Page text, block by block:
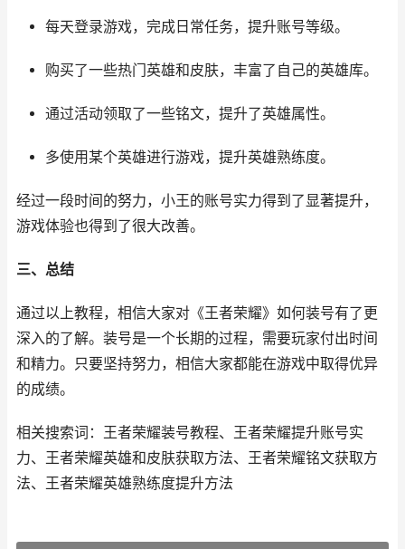
每天登录游戏，完成日常任务，提升账号等级。
购买了一些热门英雄和皮肤，丰富了自己的英雄库。
通过活动领取了一些铭文，提升了英雄属性。
多使用某个英雄进行游戏，提升英雄熟练度。
经过一段时间的努力，小王的账号实力得到了显著提升，
游戏体验也得到了很大改善。
三、总结
通过以上教程，相信大家对《王者荣耀》如何装号有了更
深入的了解。装号是一个长期的过程，需要玩家付出时间
和精力。只要坚持努力，相信大家都能在游戏中取得优异
的成绩。
相关搜索词：王者荣耀装号教程、王者荣耀提升账号实
力、王者荣耀英雄和皮肤获取方法、王者荣耀铭文获取方
法、王者荣耀英雄熟练度提升方法